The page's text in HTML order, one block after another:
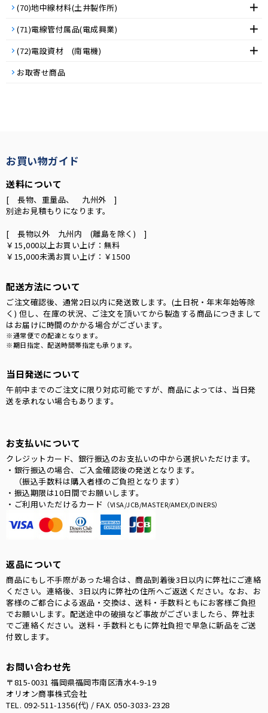
(70)地中線材料(土井製作所)
(71)電線管付属品(電成興業)
(72)電設資材 (南電機)
お取寄せ商品
お買い物ガイド
送料について
[ 長物、重量品、 九州外 ]
別途お見積もりになります。
[ 長物以外 九州内 (離島を除く) ]
￥15,000以上お買い上げ：無料
￥15,000未満お買い上げ：￥1500
配送方法について
ご注文確認後、通常2日以内に発送致します。(土日祝・年末年始等除
く) 但し、在庫の状況、ご注文を頂いてから製造する商品につきまして
はお届けに時間のかかる場合がございます。
※通常便での配達となります。
※期日指定、配送時間帯指定も承ります。
当日発送について
午前中までのご注文に限り対応可能ですが、商品によっては、当日発
送を承れない場合もあります。
お支払いについて
クレジットカード、銀行振込のお支払いの中から選択いただけます。
・銀行振込の場合、ご入金確認後の発送となります。
（振込手数料は購入者様のご負担となります）
・振込期限は10日間でお願いします。
・ご利用いただけるカード
（VISA/JCB/MASTER/AMEX/DINERS）
返品について
商品にもし不手際があった場合は、商品到着後3日以内に弊社にご連絡
ください。連絡後、3日以内に弊社の住所へご返送ください。なお、お
客様のご都合による返品・交換は、送料・手数料ともにお客様ご負担
でお願いします。配送途中の破損など事故がございましたら、弊社ま
でご連絡ください。送料・手数料ともに弊社負担で早急に新品をご送
付致します。
お問い合わせ先
〒815-0031 福岡県福岡市南区清水4-9-19
オリオン商事株式会社
TEL. 092-511-1356(代) / FAX. 050-3033-2328